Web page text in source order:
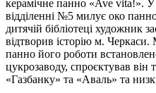
керамічне панно «Ave vita!».
відділенні №5 милує око
дитячій бібліотеці художник
відтворив історію м.
панно його роботи
цукрозаводу, спроєктував він
«Газбанку» та «Аваль» та